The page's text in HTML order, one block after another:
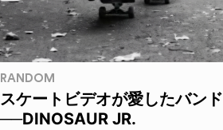
RANDOM
スケートビデオが愛したバンド
──DINOSAUR JR.